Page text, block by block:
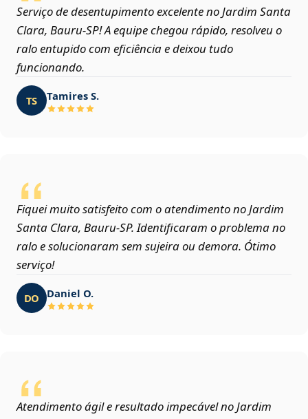
Serviço de desentupimento excelente no Jardim Santa
Clara, Bauru‑SP! A equipe chegou rápido, resolveu o
ralo entupido com eficiência e deixou tudo
funcionando.
TS Tamires S.
Fiquei muito satisfeito com o atendimento no Jardim
Santa Clara, Bauru‑SP. Identificaram o problema no
ralo e solucionaram sem sujeira ou demora. Ótimo
serviço!
DO Daniel O.
Atendimento ágil e resultado impecável no Jardim